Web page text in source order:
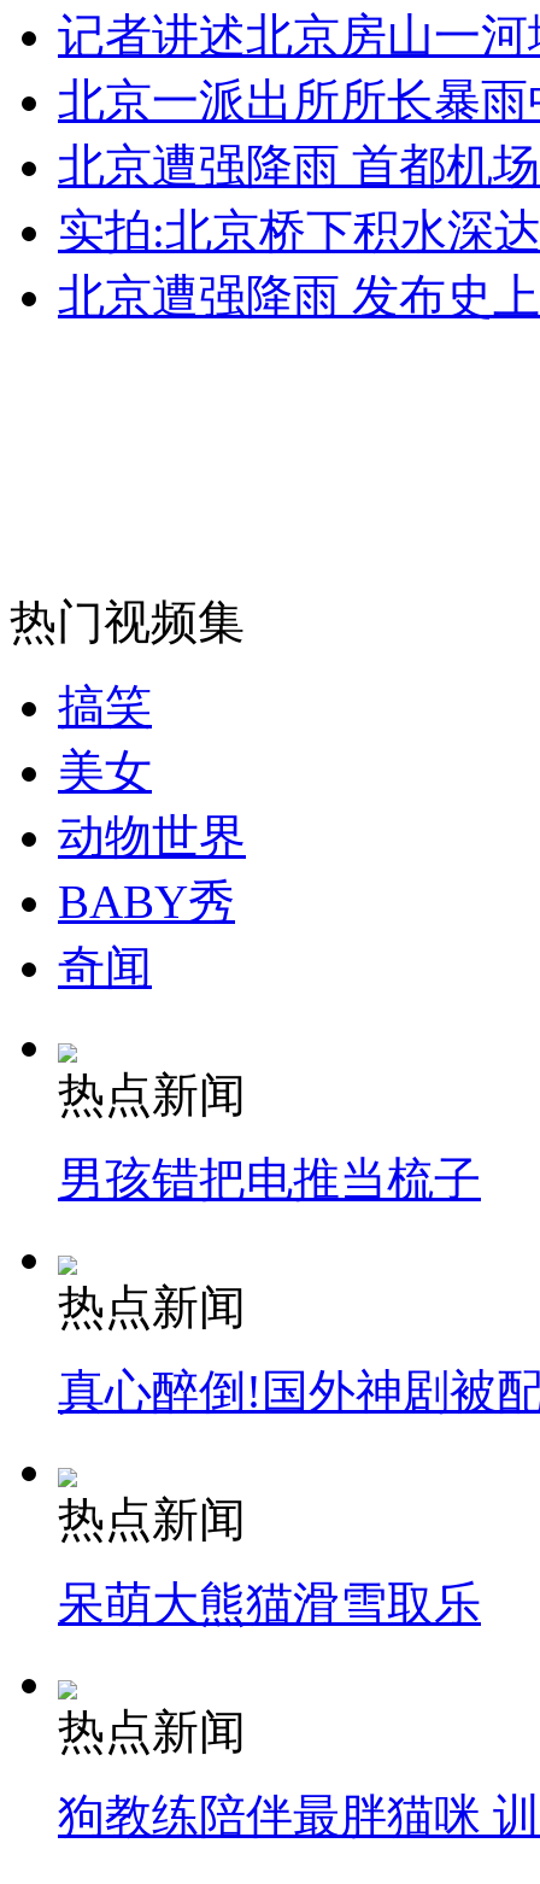
无痛分娩是否安全 医生回应
外交部：反对强权政治霸凌主义
外交部：有关国家言论片面不公正
安徽一实载49人客车翻车
司机酒驾遇交警 急速倒车逃窜
记者讲述北京房山一
北京一派出所所长暴
北京遭强降雨 首都机
实拍:北京桥下积水深
北京遭强降雨 发布史
热门视频集
搞笑
美女
动物世界
BABY秀
奇闻
热点新闻
男孩错把电推当梳子
热点新闻
真心醉倒!国外神剧被
热点新闻
呆萌大熊猫滑雪取乐
热点新闻
狗教练陪伴最胖猫咪